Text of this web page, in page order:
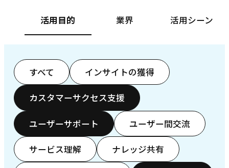
活用目的 業界 活用シーン
すべて インサイトの獲得
カスタマーサクセス支援
ユーザーサポート ユーザー間交流
サービス理解 ナレッジ共有